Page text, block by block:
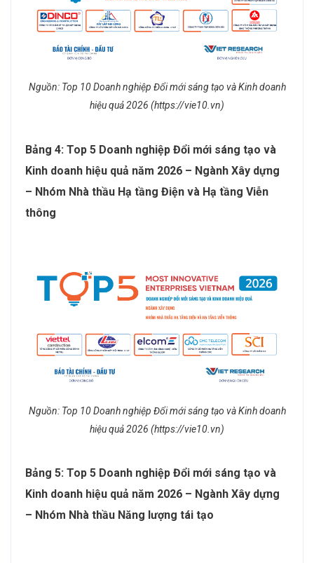
Nguồn: Top 10 Doanh nghiệp Đổi mới sáng tạo và Kinh doanh
hiệu quả 2026 (https://vie10.vn)
Bảng 4: Top 5 Doanh nghiệp Đổi mới sáng tạo và
Kinh doanh hiệu quả năm 2026 – Ngành Xây dựng
– Nhóm Nhà thầu Hạ tầng Điện và Hạ tầng Viễn
thông
Nguồn: Top 10 Doanh nghiệp Đổi mới sáng tạo và Kinh doanh
hiệu quả 2026 (https://vie10.vn)
Bảng 5: Top 5 Doanh nghiệp Đổi mới sáng tạo và
Kinh doanh hiệu quả năm 2026 – Ngành Xây dựng
– Nhóm Nhà thầu Năng lượng tái tạo